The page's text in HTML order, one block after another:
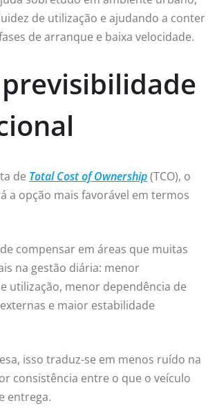
de utilização e ajudando a conter
de arranque e baixa velocidade.
previsibilidade
de Total Cost of Ownership(TCO), o
a opção mais favorável em termos
compensar em áreas que muitas
na gestão diária: menor
utilização, menor dependência de
e maior estabilidade
isso traduz-se em menos ruído na
consistência entre o que o veículo
entrega.